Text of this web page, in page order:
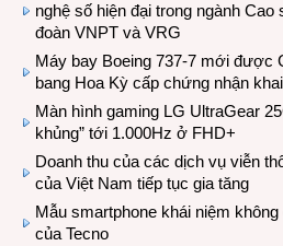
nghệ số hiện đại trong ngành
đoàn VNPT và VRG
Máy bay Boeing 737-7 mới được
bang Hoa Kỳ cấp chứng nhận
Màn hình gaming LG UltraGear
khủng” tới 1.000Hz ở FHD+
Doanh thu của các dịch vụ viễn
của Việt Nam tiếp tục gia tăng
Mẫu smartphone khái niệm
của Tecno